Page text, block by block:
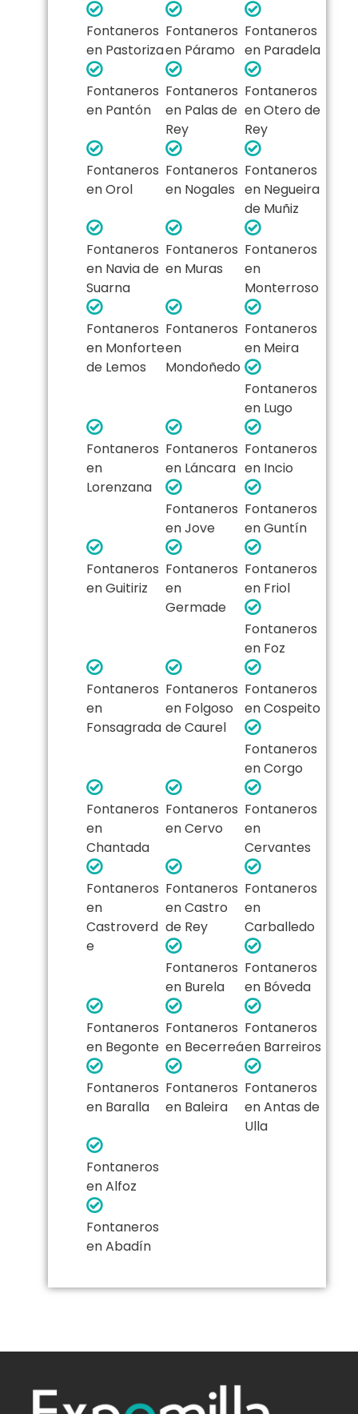
Fontaneros
en Pastoriza
Fontaneros
en Páramo
Fontaneros
en Paradela
Fontaneros
en Pantón
Fontaneros
en Palas de
Rey
Fontaneros
en Otero de
Rey
Fontaneros
en Orol
Fontaneros
en Nogales
Fontaneros
en Negueira
de Muñiz
Fontaneros
en Navia de
Suarna
Fontaneros
en Muras
Fontaneros
en
Monterroso
Fontaneros
en Monforte
de Lemos
Fontaneros
en
Mondoñedo
Fontaneros
en Meira
Fontaneros
en Lugo
Fontaneros
en
Lorenzana
Fontaneros
en Láncara
Fontaneros
en Incio
Fontaneros
en Jove
Fontaneros
en Guntín
Fontaneros
en Guitiriz
Fontaneros
en
Germade
Fontaneros
en Friol
Fontaneros
en Foz
Fontaneros
en
Fonsagrada
Fontaneros
en Folgoso
de Caurel
Fontaneros
en Cospeito
Fontaneros
en Corgo
Fontaneros
en
Chantada
Fontaneros
en Cervo
Fontaneros
en
Cervantes
Fontaneros
en
Castroverd
e
Fontaneros
en Castro
de Rey
Fontaneros
en
Carballedo
Fontaneros
en Burela
Fontaneros
en Bóveda
Fontaneros
en Begonte
Fontaneros
en Becerreá
Fontaneros
en Barreiros
Fontaneros
en Baralla
Fontaneros
en Baleira
Fontaneros
en Antas de
Ulla
Fontaneros
en Alfoz
Fontaneros
en Abadín